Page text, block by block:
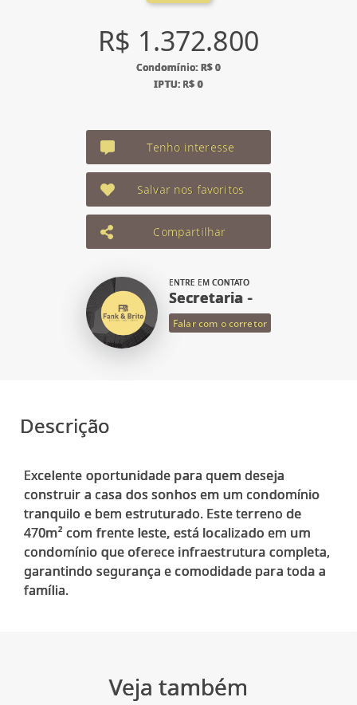
R$ 1.372.800
Condomínio: R$ 0
IPTU: R$ 0
Tenho interesse
Salvar nos favoritos
Compartilhar
ENTRE EM CONTATO
Secretaria -
Falar com o corretor
Descrição
Excelente oportunidade para quem deseja
construir a casa dos sonhos em um condomínio
tranquilo e bem estruturado. Este terreno de
470m² com frente leste, está localizado em um
condomínio que oferece infraestrutura completa,
garantindo segurança e comodidade para toda a
Veja também